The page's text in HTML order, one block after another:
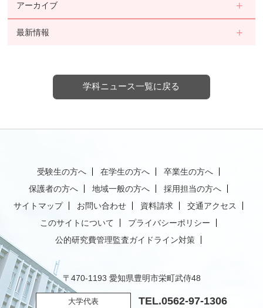
アーカイブ
最新情報
学科ニュース一覧に戻る
受験生の方へ 在学生の方へ
卒業生の方へ
保護者の方へ
地域一般の方へ
採用担当の方へ
サイトマップ
お問い合わせ 資料請求
交通アクセス
このサイトについて
プライバシーポリシー
公的研究費管理監査ガイドライン対策
〒470-1193 愛知県豊明市栄町武侍48
大学代表 TEL.0562-97-1306